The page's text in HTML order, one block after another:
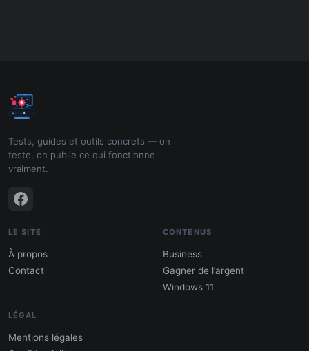
Tests, guides et outils concrets — on
teste, on publie ce qui fonctionne
vraiment.
LE SITE
À propos
Contact
CONTENUS
Business
Gagner de l’argent
Windows 11
LÉGAL
Mentions légales